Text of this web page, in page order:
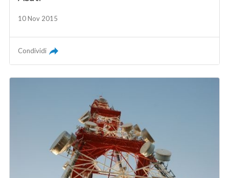
10 Nov 2015
Condividi